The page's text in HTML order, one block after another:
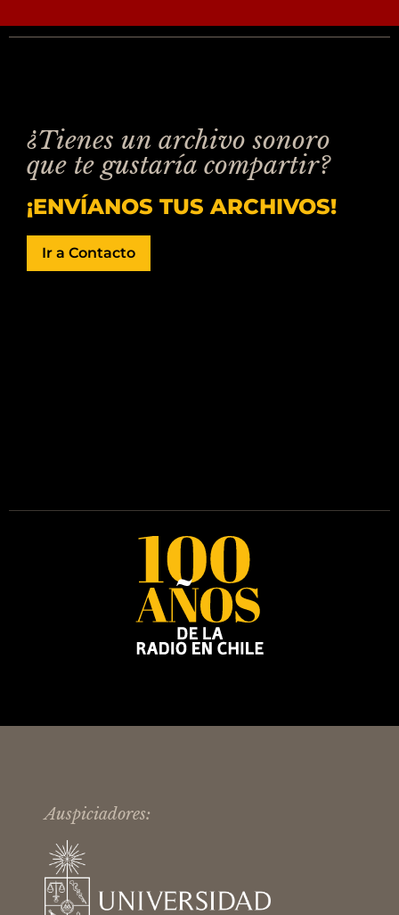
¿Tienes un archivo sonoro
que te gustaría compartir?
¡ENVÍANOS TUS ARCHIVOS!
Ir a Contacto
Auspiciadores: